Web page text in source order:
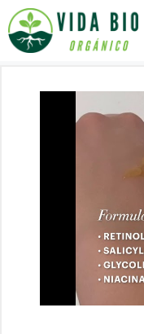
Saltar
al
contenido